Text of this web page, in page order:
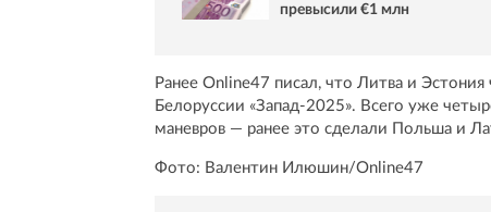
превысили €1 млн
Ранее Online47 писал, что Литва и Эстония
Белоруссии «Запад-2025». Всего уже
маневров — ранее это сделали Польша и
Фото: Валентин Илюшин/Online47